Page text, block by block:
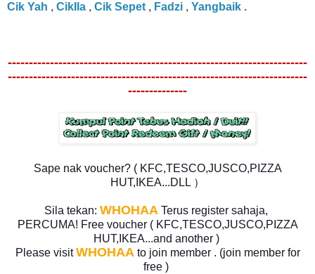
Cik Yah , CikIla , Cik Sepet , Fadzi , Yangbaik .
-----------------------------------------------------------------------
-----------------------------------------------------------------------
--------------
Sape nak voucher? ( KFC,TESCO,JUSCO,PIZZA
HUT,IKEA...DLL ）
Sila tekan: WHOHAA Terus register sahaja,
PERCUMA! Free voucher ( KFC,TESCO,JUSCO,PIZZA
HUT,IKEA...and another )
Please visitWHOHAA to join member . (join member for
free )